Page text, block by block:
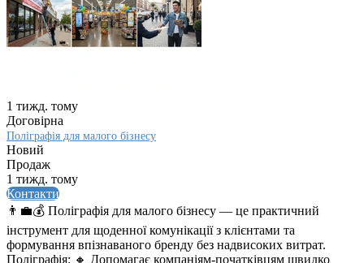
1 тижд. тому
Договірна
Поліграфія для малого бізнесу
Новий
Продаж
1 тижд. тому
Контакти
👨‍💼💰 Поліграфія для малого бізнесу — це практичний
інструмент для щоденної комунікації з клієнтами та
формування впізнаваного бренду без надвисоких витрат.
Поліграфія: 🔸 Допомагає компаніям-початківцям швидко